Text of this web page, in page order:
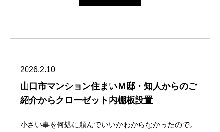
2026.2.10
山口市マンション住まいＭ邸・知人からのご
紹介からクローゼット内棚板設置
小さい事を何処に頼んでいいかわからなかったので。